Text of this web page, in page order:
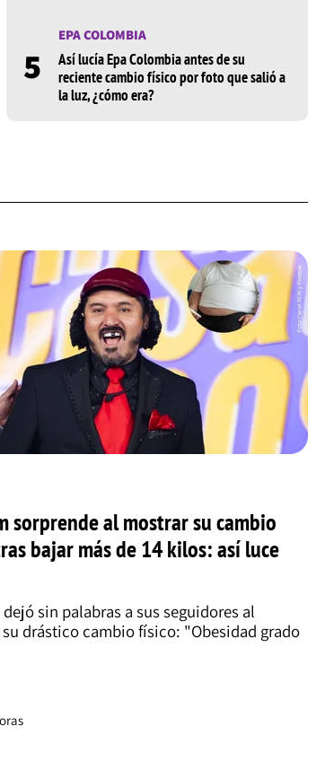
5
EPA COLOMBIA
Así lucía Epa Colombia antes de su
reciente cambio físico por foto que salió a
la luz, ¿cómo era?
sorprende al mostrar su cambio
bajar más de 14 kilos: así luce
dejó sin palabras a sus seguidores al
drástico cambio físico: "Obesidad grado